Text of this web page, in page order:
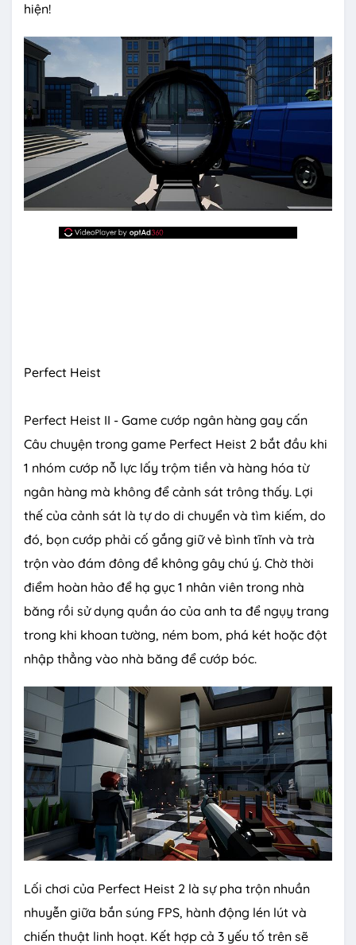
hiện!
Perfect Heist
Perfect Heist II - Game cướp ngân hàng gay cấn
Câu chuyện trong game Perfect Heist 2 bắt đầu khi
1 nhóm cướp nỗ lực lấy trộm tiền và hàng hóa từ
ngân hàng mà không để cảnh sát trông thấy. Lợi
thế của cảnh sát là tự do di chuyển và tìm kiếm, do
đó, bọn cướp phải cố gắng giữ vẻ bình tĩnh và trà
trộn vào đám đông để không gây chú ý. Chờ thời
điểm hoàn hảo để hạ gục 1 nhân viên trong nhà
băng rồi sử dụng quần áo của anh ta để ngụy trang
trong khi khoan tường, ném bom, phá két hoặc đột
nhập thẳng vào nhà băng để cướp bóc.
Lối chơi của Perfect Heist 2 là sự pha trộn nhuần
nhuyễn giữa bắn súng FPS, hành động lén lút và
chiến thuật linh hoạt. Kết hợp cả 3 yếu tố trên sẽ